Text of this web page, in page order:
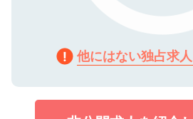
他にはない独占求